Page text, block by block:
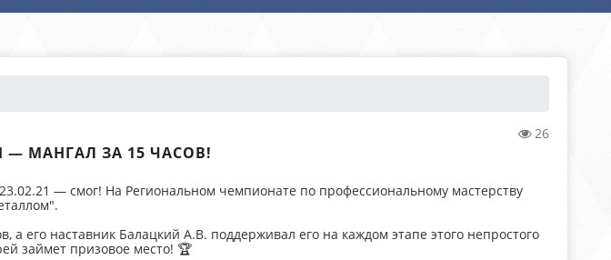
26
— МАНГАЛ ЗА 15 ЧАСОВ!
— смог! На Региональном чемпионате по профессиональному мастерству
его наставник Балацкий А.В. поддерживал его на каждом этапе этого непростого
займет призовое место! 🏆